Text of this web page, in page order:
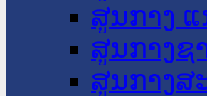
ສູນກາງ
ສູນກາງ
ສູນກາງສ